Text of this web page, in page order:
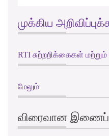
முக்கிய
RTI சுற்றறிக்கைகள்
மேலும்
விரைவான